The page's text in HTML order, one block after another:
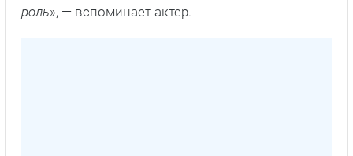
роль», — вспоминает актер.